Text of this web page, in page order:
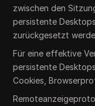
zwischen den
persistente
zurückgesetzt
Für eine effektive
persistente
Cookies,